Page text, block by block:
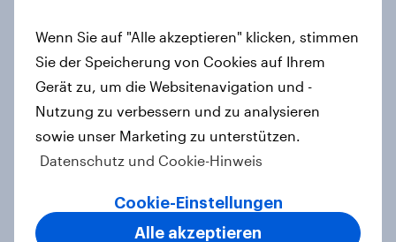
Wie FRoSTA mit YouGov Shopper
käuferorientierte
Wachstumschancen in der
Kategorie identifiziert hat
Wenn Sie auf "Alle akzeptieren" klicken, stimmen
Sie der Speicherung von Cookies auf Ihrem
Gerät zu, um die Websitenavigation und -
Nutzung zu verbessern und zu analysieren
sowie unser Marketing zu unterstützen.
Datenschutz und Cookie-Hinweis
Cookie-Einstellungen
Alle akzeptieren